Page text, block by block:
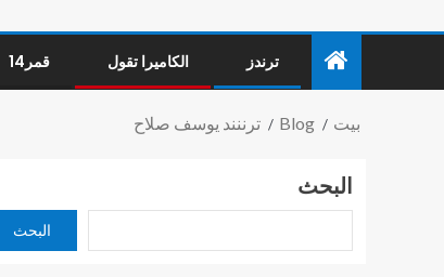
ترندز الكاميرا تقول قمر14
بيت Blog ترننند يوسف صلاح
البحث
البحث